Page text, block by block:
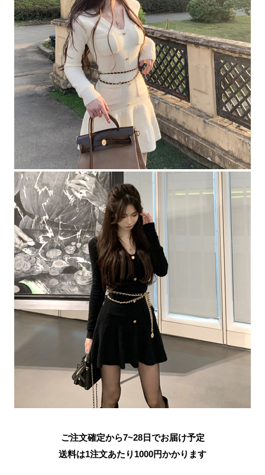
ご注文確定から7~28日でお届け予定
送料は1注文あたり 1000円かかります